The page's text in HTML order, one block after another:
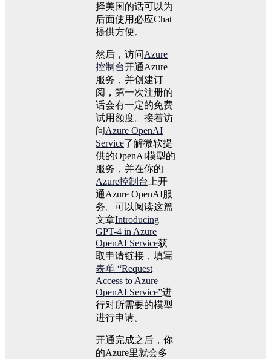
择美国的话可以为
后面使用必应Chat
提供方便。
然后，访问Azure
控制台开通Azure
服务，并创建订
阅，第一次注册的
话会有一定的免费
试用额度。接着访
问Azure OpenAI
Service了解微软提
供的OpenAI模型的
服务，并在你的
Azure控制台 上开
通Azure OpenAI服
务。可以阅读这篇
文章Introducing
GPT-4 in Azure
OpenAI Service获
取申请链接，填写
表单 “Request
Access to Azure
OpenAI Service”进
行对所需要的模型
进行申请。
开通完成之后，你
的Azure里就会多